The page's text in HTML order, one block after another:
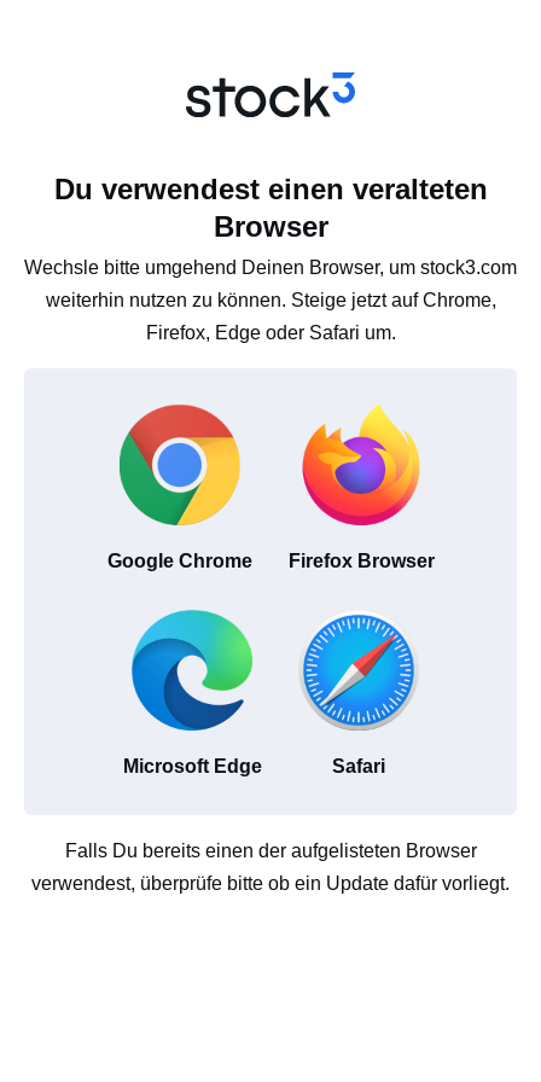
Du verwendest einen veralteten
Browser
Wechsle bitte umgehend Deinen Browser, um stock3.com
weiterhin nutzen zu können. Steige jetzt auf Chrome,
Firefox, Edge oder Safari um.
Google Chrome Firefox Browser
Microsoft Edge Safari
Falls Du bereits einen der aufgelisteten Browser
verwendest, überprüfe bitte ob ein Update dafür vorliegt.